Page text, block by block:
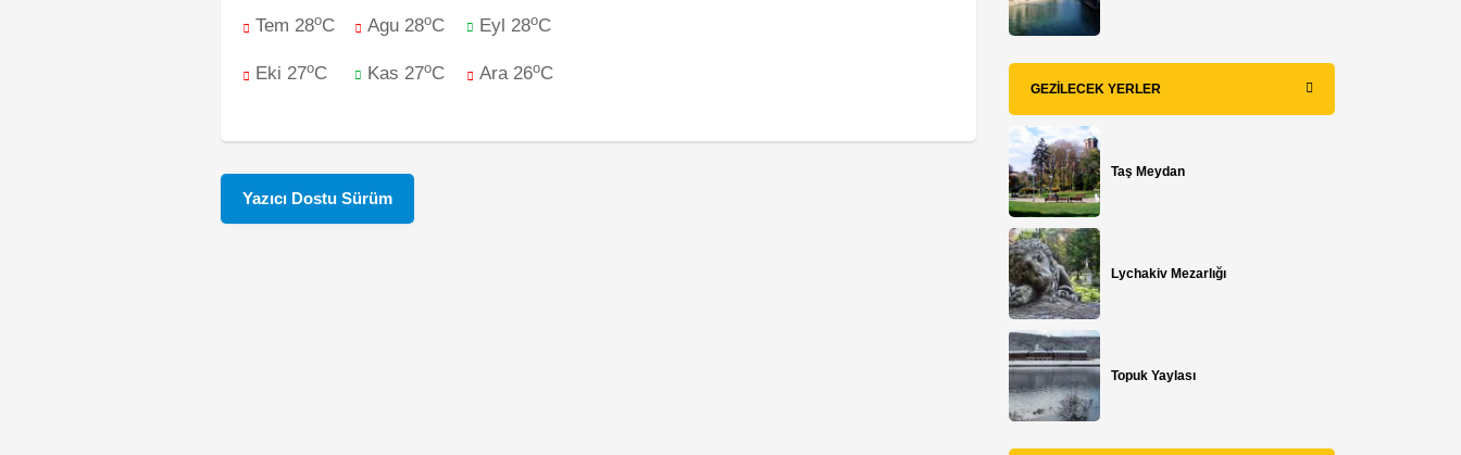
Tem 28oC Agu 28oC Eyl 28oC
Eki 27oC Kas 27oC Ara 26oC
Yazıcı Dostu Sürüm
GEZILECEK YERLER
Taş Meydan
Lychakiv Mezarlığı
Topuk Yaylası